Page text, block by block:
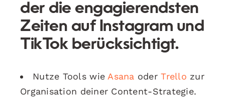
der die engagierendsten
Zeiten auf Instagram und
TikTok berücksichtigt.
Nutze Tools wie Asana oderTrello zur
Organisation deiner Content-Strategie.